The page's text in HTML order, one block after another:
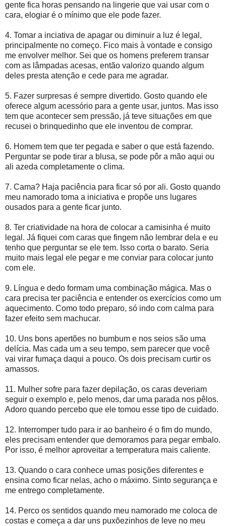
gente fica horas pensando na lingerie que vai usar com o
cara, elogiar é o mínimo que ele pode fazer.
4. Tomar a inciativa de apagar ou diminuir a luz é legal,
principalmente no começo. Fico mais à vontade e consigo
me envolver melhor. Sei que os homens preferem transar
com as lâmpadas acesas, então valorizo quando algum
deles presta atenção e cede para me agradar.
5. Fazer surpresas é sempre divertido. Gosto quando ele
oferece algum acessório para a gente usar, juntos. Mas isso
tem que acontecer sem pressão, já teve situações em que
recusei o brinquedinho que ele inventou de comprar.
6. Homem tem que ter pegada e saber o que está fazendo.
Perguntar se pode tirar a blusa, se pode pôr a mão aqui ou
ali azeda completamente o clima.
7. Cama? Haja paciência para ficar só por ali. Gosto quando
meu namorado toma a iniciativa e propõe uns lugares
ousados para a gente ficar junto.
8. Ter criatividade na hora de colocar a camisinha é muito
legal. Já fiquei com caras que fingem não lembrar dela e eu
tenho que perguntar se ele tem. Isso corta o barato. Seria
muito mais legal ele pegar e me conviar para colocar junto
com ele.
9. Língua e dedo formam uma combinação mágica. Mas o
cara precisa ter paciência e entender os exercícios como um
aquecimento. Como todo preparo, só indo com calma para
fazer efeito sem machucar.
10. Uns bons apertões no bumbum e nos seios são uma
delícia. Mas cada um a seu tempo, sem parecer que você
vai virar fumaça daqui a pouco. Os dois precisam curtir os
amassos.
11. Mulher sofre para fazer depilação, os caras deveriam
seguir o exemplo e, pelo menos, dar uma parada nos pêlos.
Adoro quando percebo que ele tomou esse tipo de cuidado.
12. Interromper tudo para ir ao banheiro é o fim do mundo,
eles precisam entender que demoramos para pegar embalo.
Por isso, é melhor aproveitar a temperatura mais caliente.
13. Quando o cara conhece umas posições diferentes e
ensina como ficar nelas, acho o máximo. Sinto segurança e
me entrego completamente.
14. Perco os sentidos quando meu namorado me coloca de
costas e começa a dar uns puxõezinhos de leve no meu